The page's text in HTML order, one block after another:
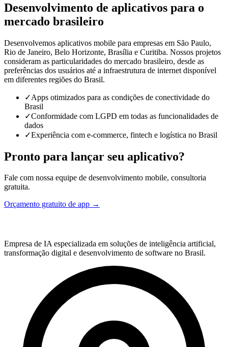
Desenvolvimento de aplicativos para o
mercado brasileiro
Desenvolvemos aplicativos mobile para empresas em São Paulo,
Rio de Janeiro, Belo Horizonte, Brasília e Curitiba. Nossos projetos
consideram as particularidades do mercado brasileiro, desde as
preferências dos usuários até a infraestrutura de internet disponível
em diferentes regiões do Brasil.
✓Apps otimizados para as condições de conectividade do
Brasil
✓Conformidade com LGPD em todas as funcionalidades de
dados
✓Experiência com e-commerce, fintech e logística no Brasil
Pronto para lançar seu aplicativo?
Fale com nossa equipe de desenvolvimento mobile, consultoria
gratuita.
Orçamento gratuito de app →
Empresa de IA especializada em soluções de inteligência artificial,
transformação digital e desenvolvimento de software no Brasil.